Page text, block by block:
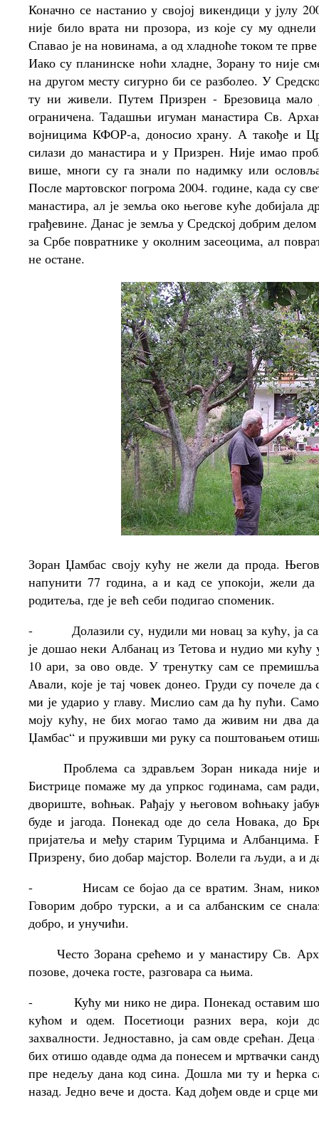
Коначно се настанио у својој викендици у јулу
није било врата ни прозора, из које су му
Спавао је на новинама, а од хладноће током те
Иако су планинске ноћи хладне, Зорану то није
на другом месту сигурно би се разболео. У
ту ни живели. Путем Призрен - Брезовица мало
ограничена. Тадашњи игуман манастира Св.
војницима КФОР-а, доносио храну. А такође и
силази до манастира и у Призрен. Није имао
више, многи су га знали по надимку или
После мартовског погрома 2004. године, када су
манастира, ал је земља око његове куће добијала
грађевине. Данас је земља у Средској добрим
за Србе повратнике у околним засеоцима, ал
не остане.
Зоран Џамбас своју кућу не жели да прода.
напунити 77 година, а и кад се упокоји, жели
родитеља, где је већ себи подигао споменик.
-
Долазили су, нудили ми новац за кућу, ја
је дошао неки Албанац из Тетова и нудио ми кућу
10 ари, за ово овде. У тренутку сам се
Авали, које је тај човек донео. Груди су почеле
ми је ударио у главу. Мислио сам да ћу пући.
моју кућу, не бих могао тамо да живим ни два
Џамбас“ и пруживши ми руку са поштовањем
Проблема са здрављем Зоран никада није
Бистрице помаже му да упркос годинама, сам
двориште, воћњак. Рађају у његовом воћњаку
буде и јагода. Понекад оде до села Новака, до
пријатеља и међу старим Турцима и Албанцима.
Призрену, био добар мајстор. Волели га људи, а и
-
Нисам се бојао да се вратим. Знам,
Говорим добро турски, а и са албанским се
добро, и унучићи.
Често Зорана срећемо и у манастиру Св.
позове, дочека госте, разговара са њима.
-
Кућу ми нико не дира. Понекад оставим
кућом и одем. Посетиоци разних вера, који
захвалности. Једноставно, ја сам овде срећан.
бих отишо одавде одма да понесем и мртвачки
пре недељу дана код сина. Дошла ми ту и ћерка
назад. Једно вече и доста. Кад дођем овде и срце